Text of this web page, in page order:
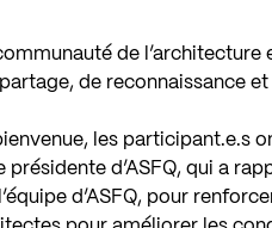
de l’architecture
de reconnaissance et
les participant.e.s
présidente d’ASFQ, qui a
d’ASFQ, pour